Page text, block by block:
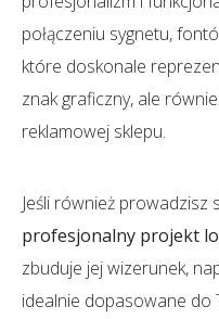
połączeniu sygnetu,
które doskonale
znak graficzny, ale
reklamowej sklepu.
Jeśli również prowadzisz
profesjonalny projekt
zbuduje jej wizerunek,
idealnie dopasowane